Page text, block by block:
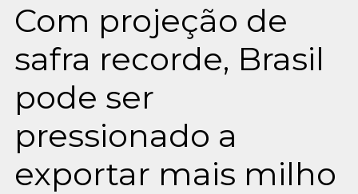
Com projeção de
safra recorde, Brasil
pode ser
pressionado a
exportar mais milho